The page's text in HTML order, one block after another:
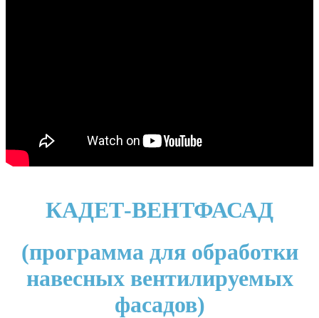
КАДЕТ-ВЕНТФАСАД
(программа для обработки
навесных вентилируемых
фасадов)